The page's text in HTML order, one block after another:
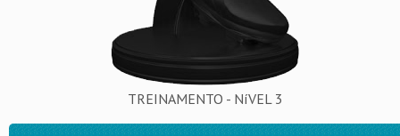
TREINAMENTO - NíVEL 3